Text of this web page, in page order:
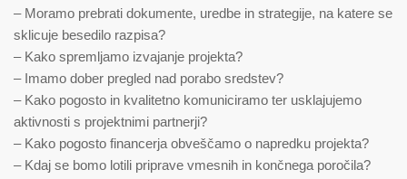
– Moramo prebrati dokumente, uredbe in strategije, na katere se
sklicuje besedilo razpisa?
– Kako spremljamo izvajanje projekta?
– Imamo dober pregled nad porabo sredstev?
– Kako pogosto in kvalitetno komuniciramo ter usklajujemo
aktivnosti s projektnimi partnerji?
– Kako pogosto financerja obveščamo o napredku projekta?
– Kdaj se bomo lotili priprave vmesnih in končnega poročila?